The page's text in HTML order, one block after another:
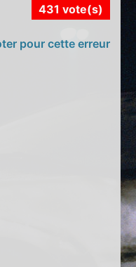
431 vote(s)
pour cette erreur